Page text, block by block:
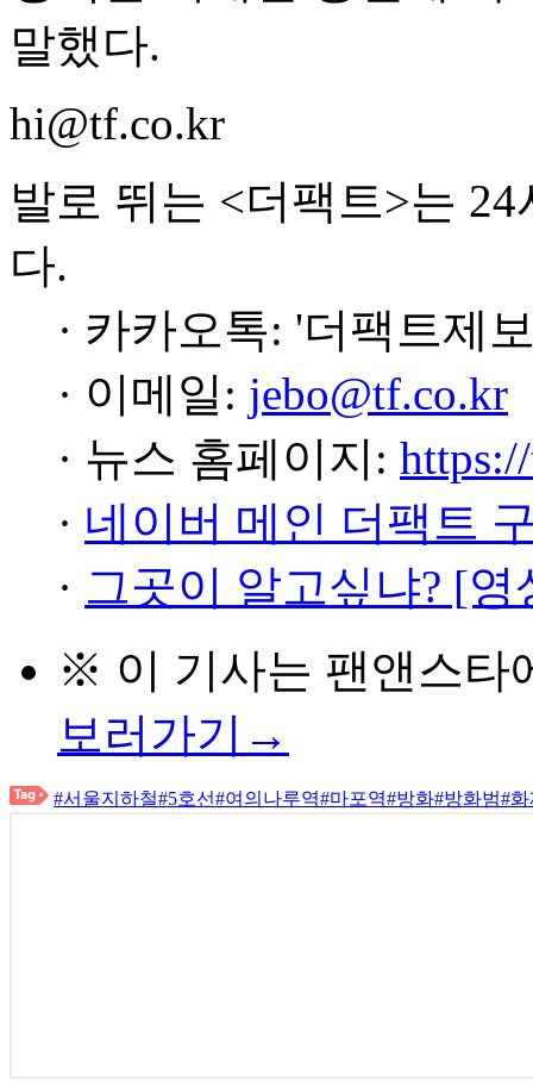
말했다.
hi@tf.co.kr
발로 뛰는 <더팩트>는
다.
· 카카오톡: '더팩트제
· 이메일: jebo@tf.co.kr
· 뉴스 홈페이지:
· 네이버 메인 더팩트
· 그곳이 알고싶냐? [
※ 이 기사는 팬앤스타
보러가기→
#서울지하철#5호선#여의나루역#마포역#방화#방화범#